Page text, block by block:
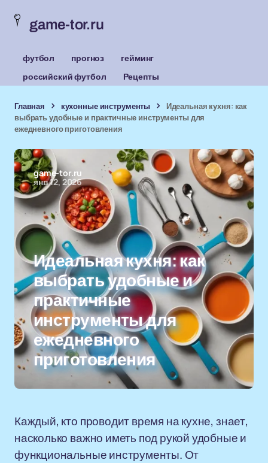
game-tor.ru
футбол прогноз
гейминг
российский футбол
Рецепты
Главная кухонные инструменты
Идеальная кухня: как
выбрать удобные и практичные инструменты для
ежедневного приготовления
game-tor.ru
янв 12, 2026
Идеальная кухня: как
выбрать удобные и
практичные
инструменты для
ежедневного
приготовления
Каждый, кто проводит время на кухне, знает,
насколько важно иметь под рукой удобные и
функциональные инструменты. От